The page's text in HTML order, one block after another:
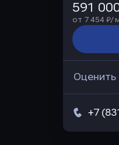
591
от 7 454 ₽/
Оценить
+7